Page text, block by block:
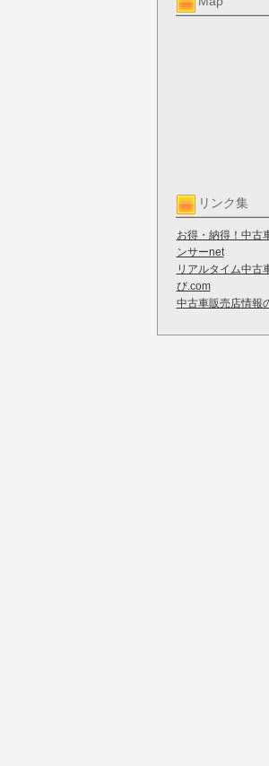
リンク集
お得・納得！中古
ンサーnet
リアルタイム中古
び.com
中古車販売店情報